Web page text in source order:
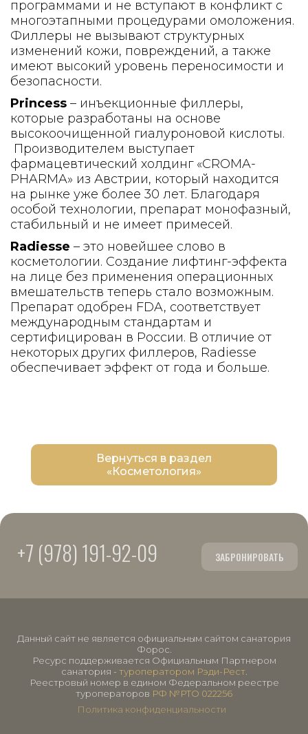
программами и не вступают в конфликт с
многоэтапными процедурами омоложения.
Филлеры не вызывают структурных
изменений кожи, повреждений, а также
имеют высокий уровень переносимости и
безопасности.
Princess – инъекционные филлеры,
которые разработаны на основе
высокоочищенной гиалуроновой кислоты.
Производителем выступает
фармацевтический холдинг «CROMA-
PHARMA» из Австрии, который находится
на рынке уже более 30 лет. Благодаря
особой технологии, препарат монофазный,
стабильный и не имеет примесей.
Radiesse – это новейшее слово в
косметологии. Создание лифтинг-эффекта
на лице без применения операционных
вмешательств теперь стало возможным.
Препарат одобрен FDA, соответствует
международным стандартам и
сертифицирован в России. В отличие от
некоторых других филлеров, Radiesse
обеспечивает эффект от года и больше.
Вернуться в раздел
«Косметология»
+7 (978) 191-92-09 ЗАБРОНИРОВАТЬ
Данный сайт не является официальным сайтом санатория
Форос.
Ресурс поддерживается Официальным Партнером
санатория - туроператором Рэди-Рест.
Реестровый номер в едином Федеральном реестре
туроператоров РФ №РТО 022256
Политика конфиденциальности